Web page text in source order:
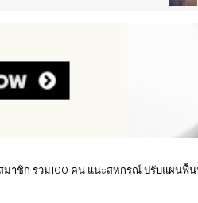
มาชิก ร่วม100 คน แนะสหกรณ์ ปรับแผนฟื้